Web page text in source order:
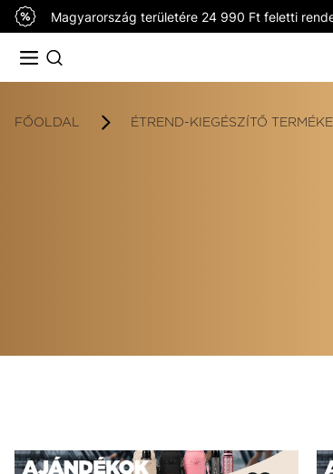
Magyarország területére 24 990 Ft feletti
FŐOLDAL ÉTREND-KIEGÉSZÍTŐ